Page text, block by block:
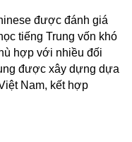
được đánh giá
tiếng Trung vốn khó
hợp với nhiều đối
được xây dựng dựa
Nam, kết hợp